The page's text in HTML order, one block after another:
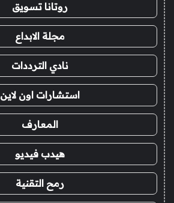
روتانا تسويق
مجلة الابداع
نادي الترددات
استشارات اون لاين
المعارف
هيدب فيديو
رمح التقنية